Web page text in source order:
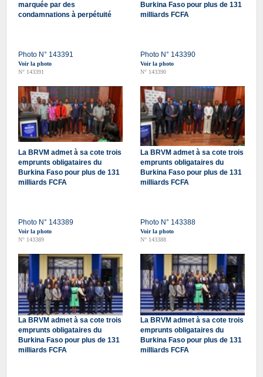
marquée par des
condamnations à perpétuité
Photo N° 143391
Voir la photo
N° 143391
Burkina Faso pour plus de 131
milliards FCFA
Photo N° 143390
Voir la photo
N° 143390
La BRVM admet à sa cote trois
emprunts obligataires du
Burkina Faso pour plus de 131
milliards FCFA
Photo N° 143389
Voir la photo
N° 143389
La BRVM admet à sa cote trois
emprunts obligataires du
Burkina Faso pour plus de 131
milliards FCFA
Photo N° 143388
Voir la photo
N° 143388
La BRVM admet à sa cote trois
emprunts obligataires du
Burkina Faso pour plus de 131
milliards FCFA
La BRVM admet à sa cote trois
emprunts obligataires du
Burkina Faso pour plus de 131
milliards FCFA